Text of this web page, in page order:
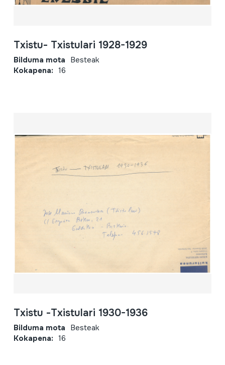
Txistu- Txistulari 1928-1929
Bilduma mota Besteak
Kokapena: 16
Txistu -Txistulari 1930-1936
Bilduma mota Besteak
Kokapena: 16